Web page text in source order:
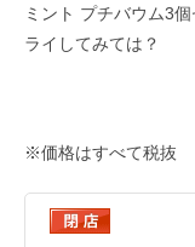
ミント プチバウム3
ライしてみては？
※価格はすべて税抜